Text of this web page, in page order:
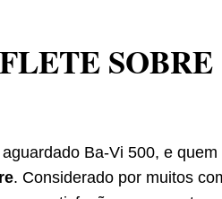
SOBRE
Ba-Vi 500, e
. Considerado por muitos